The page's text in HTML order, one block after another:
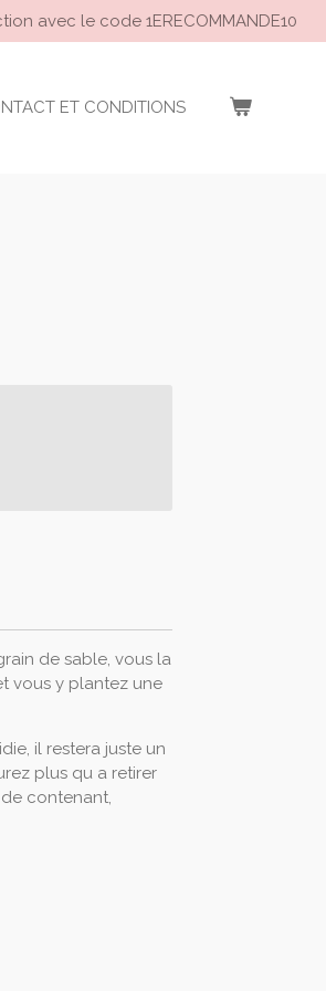
avec le code 1ERECOMMANDE10
ET CONDITIONS
de sable, vous la
vous y plantez une
il restera juste un
plus qu a retirer
contenant,